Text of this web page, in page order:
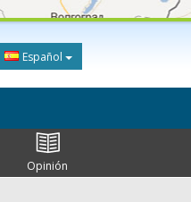
Español
Opinión